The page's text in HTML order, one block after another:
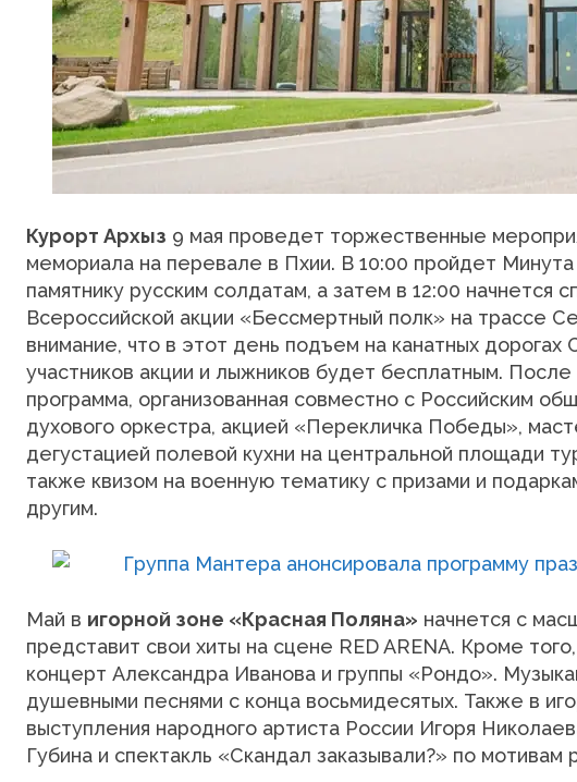
Курорт Архыз 9 мая проведет торжественные
мемориала на перевале в Пхии. В 10:00 пройдет
памятнику русским солдатам, а затем в 12:00 начнется
Всероссийской акции «Бессмертный полк» на трассе
внимание, что в этот день подъем на канатных дорогах
участников акции и лыжников будет бесплатным. После
программа, организованная совместно с Российским
духового оркестра, акцией «Перекличка Победы»,
дегустацией полевой кухни на центральной площади
также квизом на военную тематику с призами и
другим.
Май в игорной зоне «Красная Поляна» начнется с
представит свои хиты на сцене RED ARENA. Кроме
концерт Александра Иванова и группы «Рондо».
душевными песнями с конца восьмидесятых. Также в
выступления народного артиста России Игоря
Губина и спектакль «Скандал заказывали?» по мотивам